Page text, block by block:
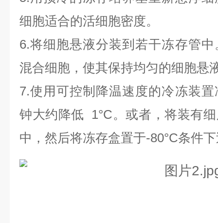
细胞适合的活细胞密度。
6.将细胞悬液分装到若干冻存管
混合细胞，使其保持均匀的细胞悬
7.使用可控制降温速度的冷冻装
钟大约降低 1°C。或者，将装有
中，然后将冻存盒置于-80°C条件